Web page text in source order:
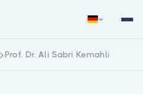
Anmelden
Prof. Dr. Ali Sabri Kemahli